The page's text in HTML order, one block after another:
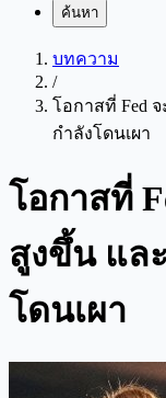
ค้นหา
บทความ
/
โอกาสที่ Fed
กำลังโดนเผา
โอกาสที่
สูงขึ้น แล
โดนเผา